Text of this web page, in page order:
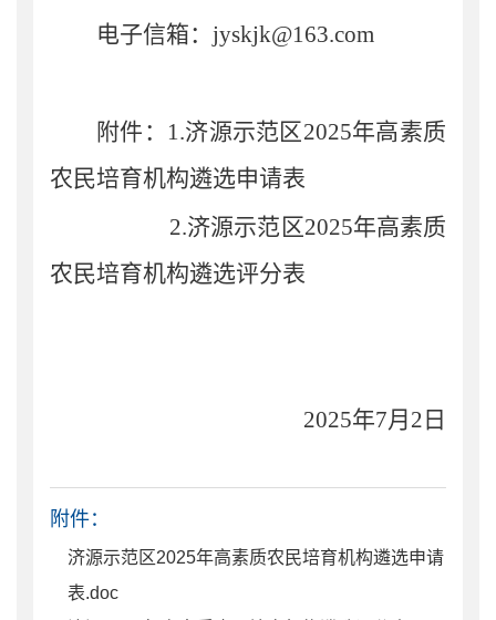
电子信箱： jyskjk@163.com
附件 ： 1.济源示范区2025年高素质
农民培育机构遴选申请表
2.济源示范区2025年高素质
农民培育机构遴选评分表
2025年7月 2 日
附件：
济源示范区2025年高素质农民培育机构遴选申请
表.doc